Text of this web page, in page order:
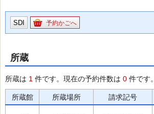
SDI 予約かごへ
所蔵
所蔵は 1 件です。現在の予約件数は 0 件です。
所蔵館 所蔵場所 請求記号